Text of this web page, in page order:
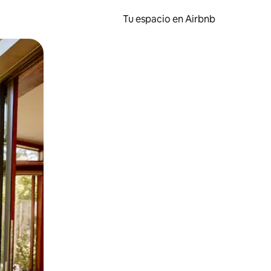
Tu espacio en Airbnb
tocando y deslizando la pantalla.